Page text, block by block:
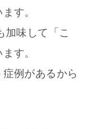
す。
加味して「こ
す。
例があるから